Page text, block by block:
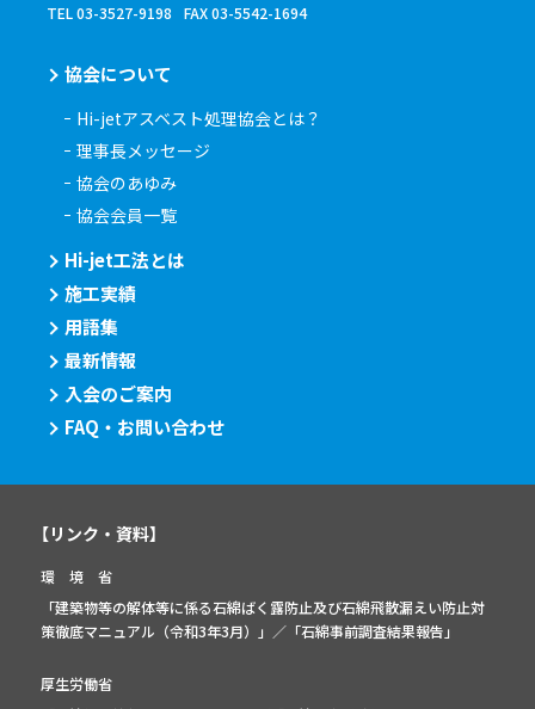
TEL 03-3527-9198
FAX 03-5542-1694
協会について
Hi-jetアスベスト処理協会とは？
理事長メッセージ
協会のあゆみ
協会会員一覧
Hi-jet工法とは
施工実績
用語集
最新情報
入会のご案内
FAQ・お問い合わせ
【リンク・資料】
環 境 省
「建築物等の解体等に係る石綿ばく露防止及び石綿飛散漏えい防止対
策徹底マニュアル（令和3年3月）」 ／「石綿事前調査結果報告」
厚生労働省